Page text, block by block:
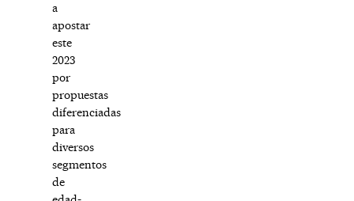
a
apostar
este
2023
por
propuestas
diferenciadas
para
diversos
segmentos
de